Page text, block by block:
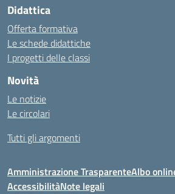
Didattica
Offerta formativa
Le schede didattiche
I progetti delle classi
Novità
Le notizie
Le circolari
Tutti gli argomenti
Amministrazione TrasparenteAlbo
AccessibilitàNote legali